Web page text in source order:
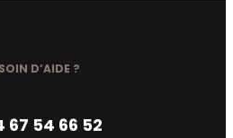
D’AIDE ?
67 54 66 52